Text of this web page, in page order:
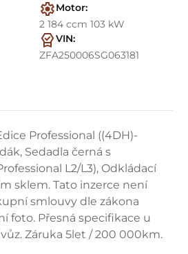
Motor:
2 184 ccm 103 kW
VIN:
ZFA250006SG063181
Professional ((4DH)-
Sedadla černá s
L2/L3), Odkládací
sklem. Tato inzerce není
smlouvy dle zákona
foto. Přesná specifikace u
Záruka 5let / 200 000km.